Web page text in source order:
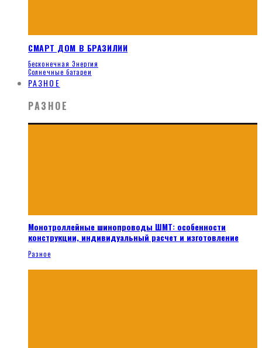
СМАРТ ДОМ В БРАЗИЛИИ
Бесконечная Энергия
Солнечные батареи
РАЗНОЕ
РАЗНОЕ
Монотроллейные шинопроводы ШМТ: особенности
конструкции, индивидуальный расчет и изготовление
Разное